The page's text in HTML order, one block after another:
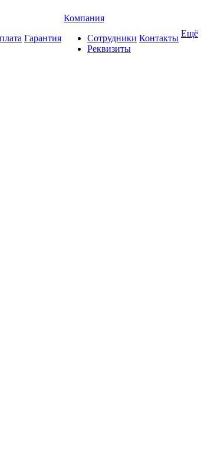
Гарантия
Компания
Сотрудники
Реквизиты
Контакты Ещё